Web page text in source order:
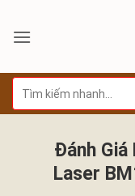
qua
dung
Tìm
kiếm:
Đánh Giá
Laser